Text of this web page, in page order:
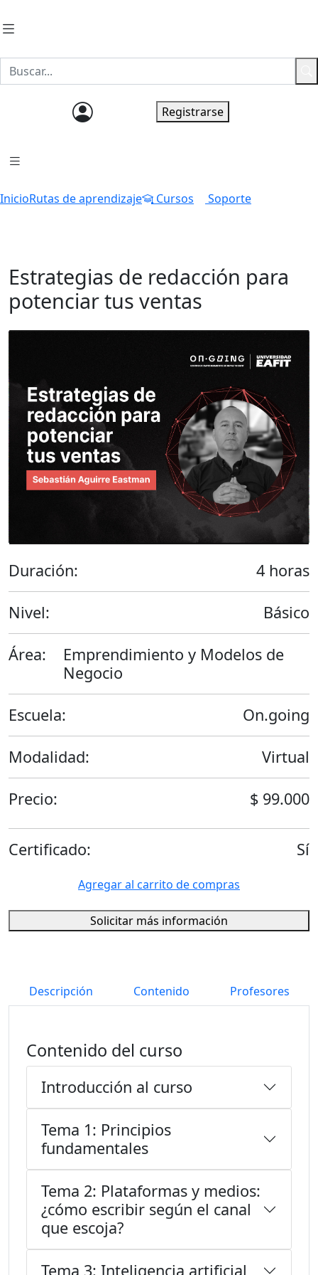
Registrarse
InicioRutas de aprendizaje Cursos Soporte
Estrategias de redacción para
potenciar tus ventas
Duración: 4 horas
Nivel: Básico
Área:
Emprendimiento y Modelos de
Negocio
Escuela: On.going
Modalidad: Virtual
Precio: $ 99.000
Certificado: Sí
Agregar al carrito de compras
Solicitar más información
Descripción Contenido Profesores
Contenido del curso
Introducción al curso
Tema 1: Principios
fundamentales
Tema 2: Plataformas y medios:
¿cómo escribir según el canal
que escoja?
Tema 3: Inteligencia artificial